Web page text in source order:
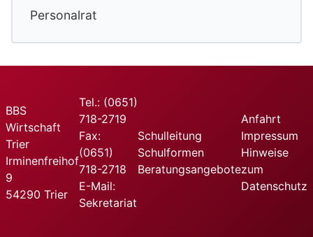
Personalrat
BBS
Wirtschaft
Trier
Irminenfreihof
9
54290 Trier
Tel.: (0651)
718-2719
Fax:
(0651)
718-2718
E-Mail:
Sekretariat
Schulleitung
Schulformen
Beratungsangebote
Anfahrt
Impressum
Hinweise
zum
Datenschutz